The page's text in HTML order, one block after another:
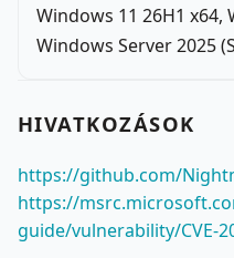
Windows 11 26H1 x64,
Windows Server 2025
HIVATKOZÁSOK
https://github.com/
https://
guide/vulnerability/CVE-